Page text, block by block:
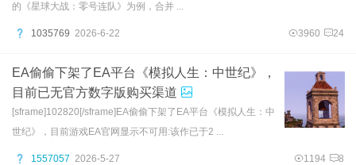
的《星球大战：零号连队》为例，合并 ...
1035769 2026-6-22 3960 24
EA偷偷下架了EA平台《模拟人生：中世纪》，
目前已无官方数字版购买渠道
[sframe]102820[/sframe]EA偷偷下架了EA平台《模拟人生：中
世纪》，目前游戏EA官网显示不可用:该作已于2 ...
1557057 2026-5-27 1194 8